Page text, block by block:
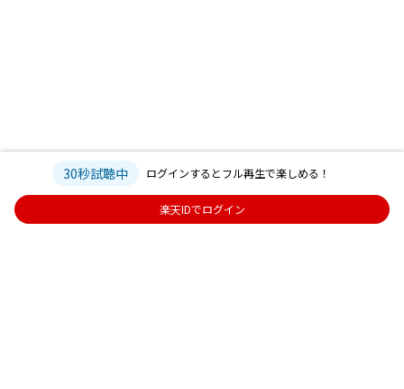
30秒試聴中 ログインするとフル再生で楽しめる！
楽天IDでログイン